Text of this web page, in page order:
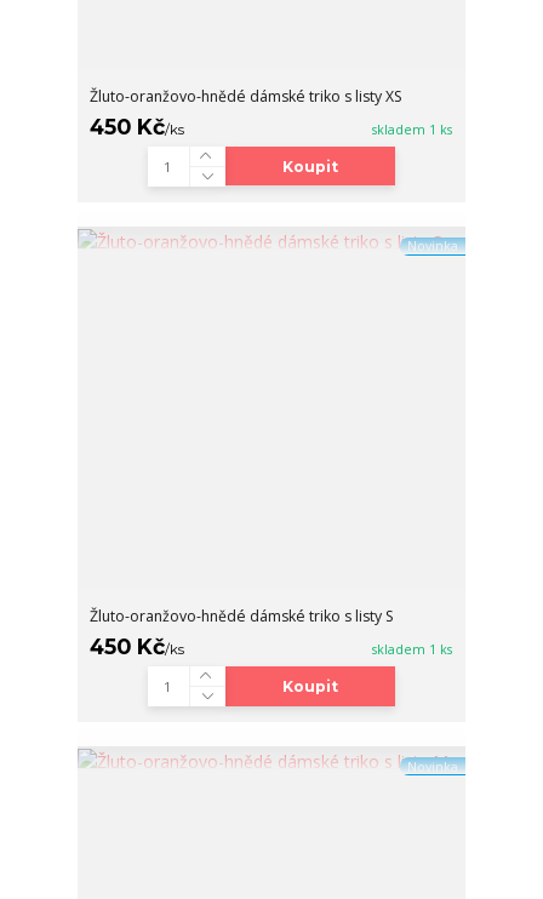
Žluto-oranžovo-hnědé dámské triko s listy XS
450 Kč/ks skladem 1 ks
Koupit
Novinka
Žluto-oranžovo-hnědé dámské triko s listy S
450 Kč/ks skladem 1 ks
Koupit
Novinka